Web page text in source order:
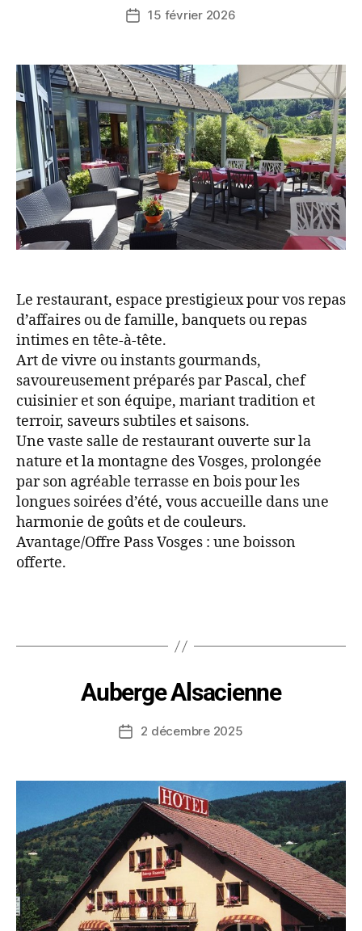
15 février 2026
Le restaurant, espace prestigieux pour vos repas
d’affaires ou de famille, banquets ou repas
intimes en tête-à-tête.
Art de vivre ou instants gourmands,
savoureusement préparés par Pascal, chef
cuisinier et son équipe, mariant tradition et
terroir, saveurs subtiles et saisons.
Une vaste salle de restaurant ouverte sur la
nature et la montagne des Vosges, prolongée
par son agréable terrasse en bois pour les
longues soirées d’été, vous accueille dans une
harmonie de goûts et de couleurs.
Avantage/Offre Pass Vosges : une boisson
offerte.
Auberge Alsacienne
2 décembre 2025